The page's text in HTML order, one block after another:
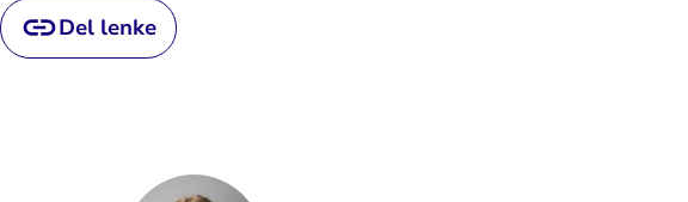
Del lenke